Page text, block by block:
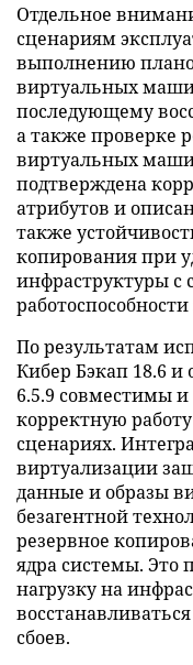
Отдельное
сценариям
выполнению
виртуальных
последующему
а также проверке
виртуальных
подтверждена
атрибутов и
также
копирования при
инфраструктуры с
По результатам
Кибер Бэкап 18.6 и
6.5.9 совместимы
корректную
сценариях.
виртуализации
данные и образы
безагентной
резервное
ядра системы. Это
нагрузку на
сбоев.